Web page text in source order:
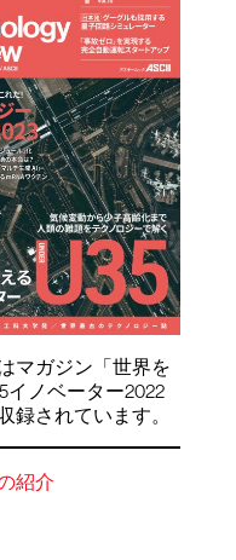
マガジン「世界を
イノベーター2022
録されています。
紹介